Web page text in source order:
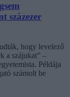
százezer
hogy levelező
a szájukat” –
Példája
számolt be